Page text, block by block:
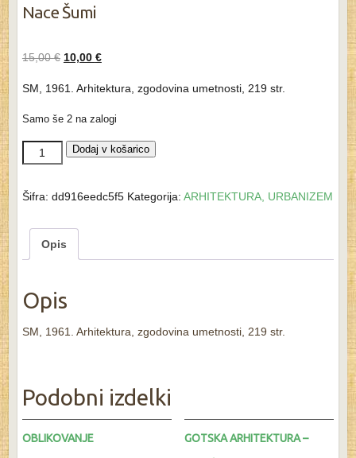
Nace Šumi
15,00€ 10,00 €
SM, 1961. Arhitektura, zgodovina umetnosti, 219 str.
Samo še 2 na zalogi
LJUBLJANSKA
BAROČNA
ARHITEKTURA
Nace
Šumi
količina
Dodaj v košarico
Šifra: dd916eedc5f5 Kategorija: ARHITEKTURA, URBANIZEM
Opis
Opis
SM, 1961. Arhitektura, zgodovina umetnosti, 219 str.
Podobni izdelki
OBLIKOVANJE
GOTSKA ARHITEKTURA –